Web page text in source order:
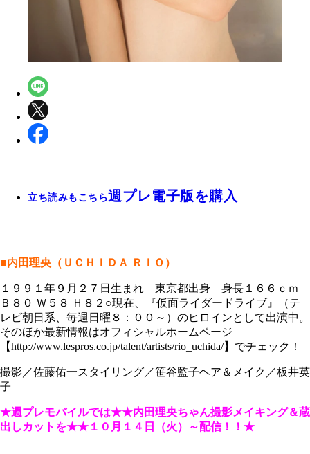
立ち読みもこちら週プレ電子版を購入
■内田理央（ＵＣＨＩＤＡ ＲＩＯ）
１９９１年９月２７日生まれ 東京都出身 身長１６６ｃｍ
Ｂ８０ Ｗ５８ Ｈ８２○現在、『仮面ライダードライブ』（テ
レビ朝日系、毎週日曜８：００～）のヒロインとして出演中。
そのほか最新情報はオフィシャルホームページ
【http://www.lespros.co.jp/talent/artists/rio_uchida/】でチェック！
撮影／佐藤佑一スタイリング／笹谷監子ヘア＆メイク／板井英
子
★週プレモバイルでは★★内田理央ちゃん撮影メイキング＆蔵
出しカットを★★ １０月１４日（火）～配信！！★